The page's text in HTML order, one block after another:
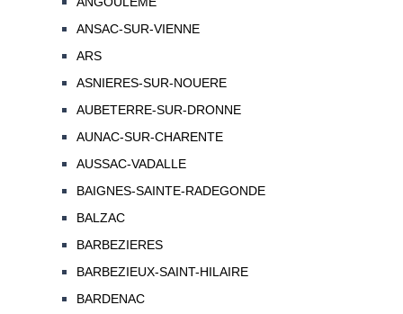
ANSAC-SUR-VIENNE
ARS
ASNIERES-SUR-NOUERE
AUBETERRE-SUR-DRONNE
AUNAC-SUR-CHARENTE
AUSSAC-VADALLE
BAIGNES-SAINTE-RADEGONDE
BALZAC
BARBEZIERES
BARBEZIEUX-SAINT-HILAIRE
BARDENAC